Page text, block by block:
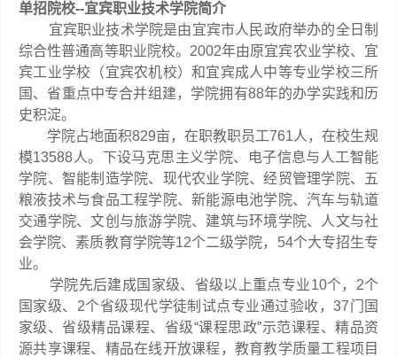
单招院校--宜宾职业技术学院简介
宜宾职业技术学院是由宜宾市人民政府举办的全日制
综合性普通高等职业院校。2002年由原宜宾农业学校、宜
宾工业学校（宜宾农机校）和宜宾成人中等专业学校三所
国、省重点中专合并组建，学院拥有88年的办学实践和历
史积淀。
学院占地面积829亩，在职教职员工761人，在校生规
模13588人。下设马克思主义学院、电子信息与人工智能
学院、智能制造学院、现代农业学院、经贸管理学院、五
粮液技术与食品工程学院、新能源电池学院、汽车与轨道
交通学院、文创与旅游学院、建筑与环境学院、人文与社
会学院、素质教育学院等12个二级学院，54个大专招生专
业。
学院先后建成国家级、省级以上重点专业10个，2个
国家级、2个省级现代学徒制试点专业通过验收，37门国
家级、省级精品课程、省级“课程思政”示范课程、精品资
源共享课程、精品在线开放课程，教育教学质量工程项目